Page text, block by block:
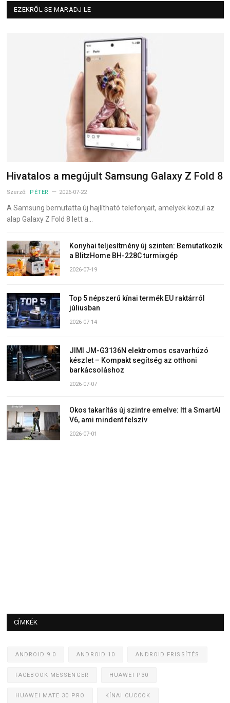
EZEKRŐL SE MARADJ LE
Hivatalos a megújult Samsung Galaxy Z Fold 8
Szerző: PÉTER 2026-07-22
A Samsung bemutatta új hajlítható telefonjait, amelyek közül az
alap Galaxy Z Fold 8 lett a…
Konyhai teljesítmény új szinten: Bemutatkozik
a BlitzHome BH-228C turmixgép
2026-07-19
Top 5 népszerű kínai termék EU raktárról
júliusban
2026-07-14
JIMI JM-G3136N elektromos csavarhúzó
készlet – Kompakt segítség az otthoni
barkácsoláshoz
2026-07-07
Okos takarítás új szintre emelve: Itt a SmartAI
V6, ami mindent felszív
2026-07-01
CÍMKÉK
ANDROID 9.0 ANDROID 10 ANDROID FRISSÍTÉS
FACEBOOK MESSENGER HUAWEI P30
HUAWEI MATE 30 PRO KÍNAI CUCCOK